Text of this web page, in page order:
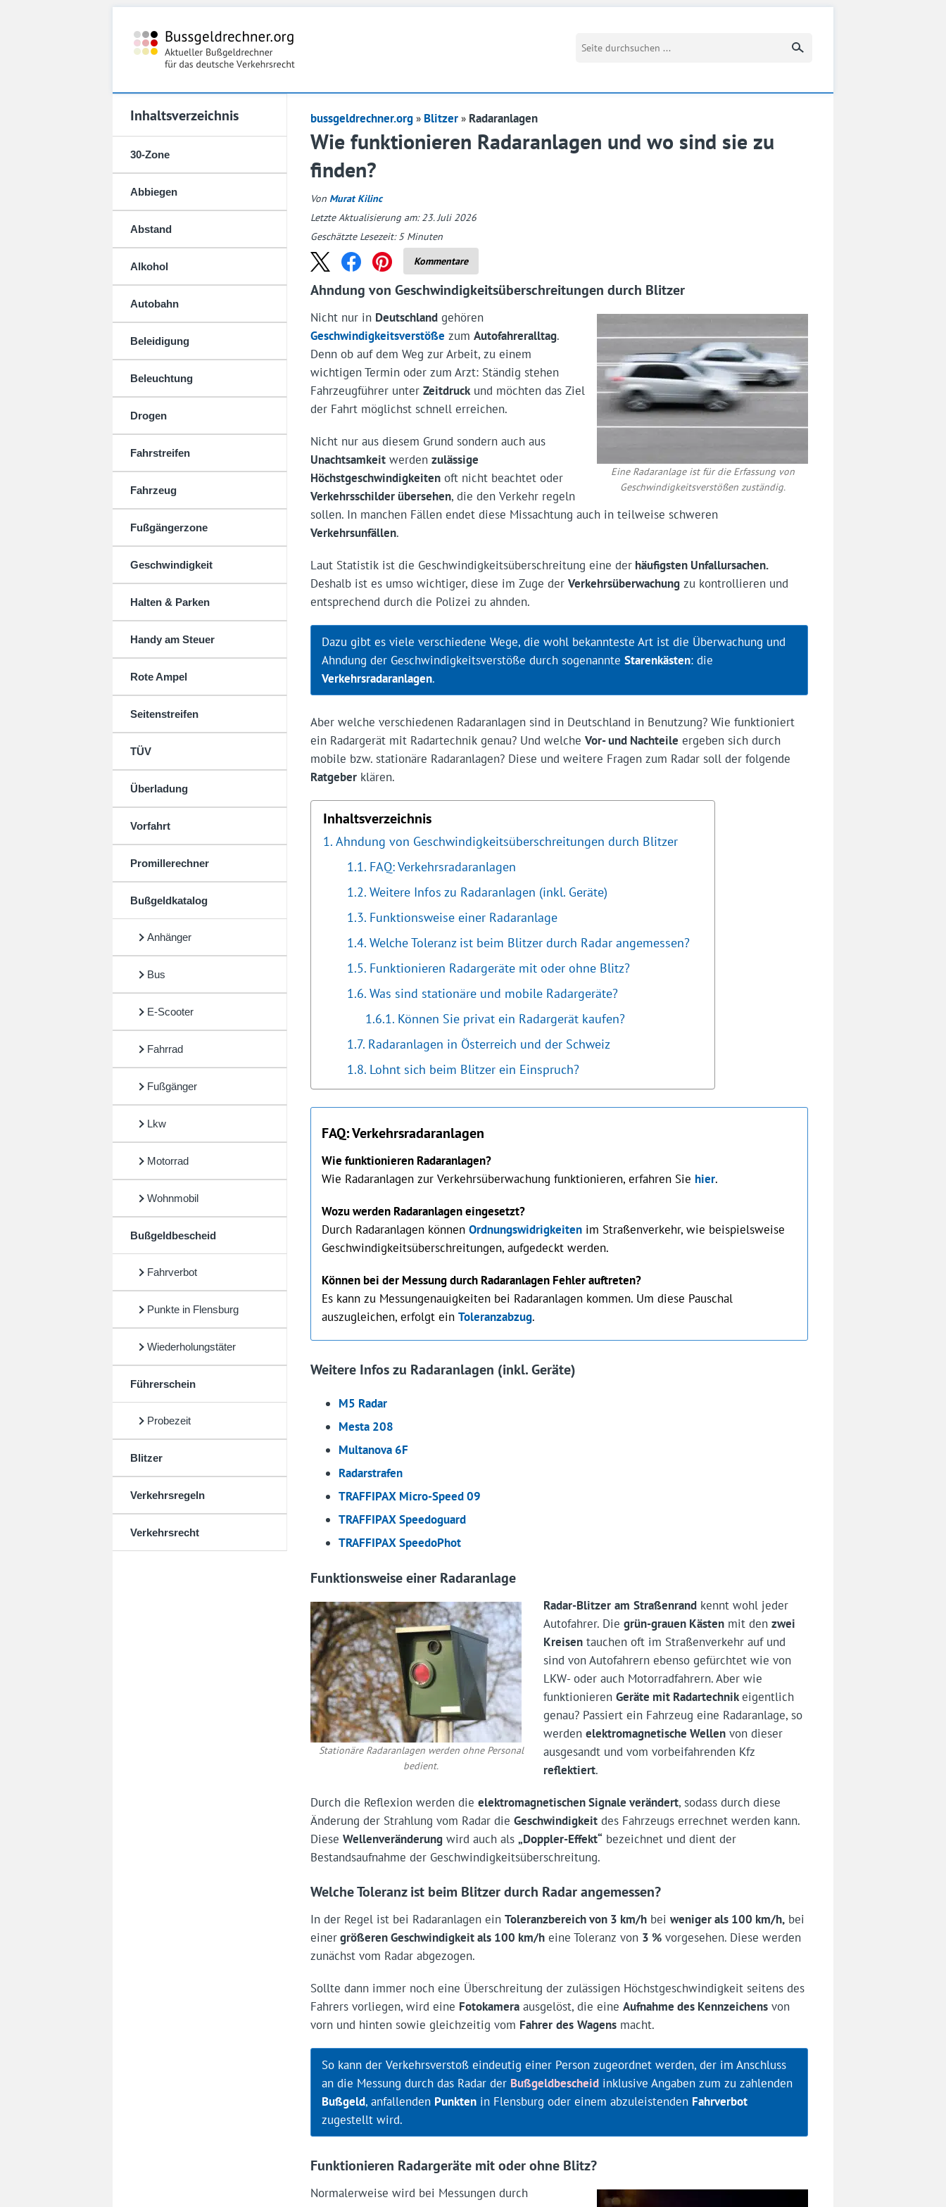
Suchbegriff eingeben
Inhaltsverzeichnis
30-Zone
Abbiegen
Abstand
Alkohol
Autobahn
Beleidigung
Beleuchtung
Drogen
Fahrstreifen
Fahrzeug
Fußgängerzone
Geschwindigkeit
Halten & Parken
Handy am Steuer
Rote Ampel
Seitenstreifen
TÜV
Überladung
Vorfahrt
Promillerechner
Bußgeldkatalog
Anhänger
Bus
E-Scooter
Fahrrad
Fußgänger
Lkw
Motorrad
Wohnmobil
Bußgeldbescheid
Fahrverbot
Punkte in Flensburg
Wiederholungstäter
Führerschein
Probezeit
Blitzer
Verkehrsregeln
Verkehrsrecht
bussgeldrechner.org Blitzer Radaranlagen
Wie funktionieren Radaranlagen und wo sind sie zu
finden?
Von Murat Kilinc
Letzte Aktualisierung am: 23. Juli 2026
Geschätzte Lesezeit:5 Minuten
Kommentare
Ahndung von Geschwindigkeitsüberschreitungen durch Blitzer
Eine Radaranlage ist für die Erfassung von
Geschwindigkeitsverstößen zuständig.
Nicht nur in Deutschlandgehören
Geschwindigkeitsverstöße zum Autofahreralltag.
Denn ob auf dem Weg zur Arbeit, zu einem
wichtigen Termin oder zum Arzt: Ständig stehen
Fahrzeugführer unter Zeitdruckund möchten das Ziel
der Fahrt möglichst schnell erreichen.
Nicht nur aus diesem Grund sondern auch aus
Unachtsamkeitwerden zulässige
Höchstgeschwindigkeitenoft nicht beachtet oder
Verkehrsschilder übersehen, die den Verkehr regeln
sollen. In manchen Fällen endet diese Missachtung auch in teilweise schweren
Verkehrsunfällen.
Laut Statistik ist die Geschwindigkeitsüberschreitung eine derhäufigsten Unfallursachen.
Deshalb ist es umso wichtiger, diese im Zuge der Verkehrsüberwachungzu kontrollieren und
entsprechend durch die Polizei zu ahnden.
Dazu gibt es viele verschiedene Wege, die wohl bekannteste Art ist die Überwachung und
Ahndung der Geschwindigkeitsverstöße durch sogenannte Starenkästen: die
Verkehrsradaranlagen.
Aber welche verschiedenen Radaranlagen sind in Deutschland in Benutzung? Wie funktioniert
ein Radargerät mit Radartechnik genau? Und welche Vor- und Nachteile ergeben sich durch
mobile bzw. stationäre Radaranlagen? Diese und weitere Fragen zum Radar soll der folgende
Ratgeberklären.
Inhaltsverzeichnis
Ahndung von Geschwindigkeitsüberschreitungen durch Blitzer
FAQ: Verkehrsradaranlagen
Weitere Infos zu Radaranlagen (inkl. Geräte)
Funktionsweise einer Radaranlage
Welche Toleranz ist beim Blitzer durch Radar angemessen?
Funktionieren Radargeräte mit oder ohne Blitz?
Was sind stationäre und mobile Radargeräte?
Können Sie privat ein Radargerät kaufen?
Radaranlagen in Österreich und der Schweiz
Lohnt sich beim Blitzer ein Einspruch?
FAQ: Verkehrsradaranlagen
Wie funktionieren Radaranlagen?
Wie Radaranlagen zur Verkehrsüberwachung funktionieren, erfahren Sie hier.
Wozu werden Radaranlagen eingesetzt?
Durch Radaranlagen können Ordnungswidrigkeitenim Straßenverkehr, wie beispielsweise
Geschwindigkeitsüberschreitungen, aufgedeckt werden.
Können bei der Messung durch Radaranlagen Fehler auftreten?
Es kann zu Messungenauigkeiten bei Radaranlagen kommen. Um diese Pauschal
auszugleichen, erfolgt ein Toleranzabzug.
Weitere Infos zu Radaranlagen (inkl. Geräte)
M5 Radar
Mesta 208
Multanova 6F
Radarstrafen
TRAFFIPAX Micro-Speed 09
TRAFFIPAX Speedoguard
TRAFFIPAX SpeedoPhot
Funktionsweise einer Radaranlage
Stationäre Radaranlagen werden ohne Personal
bedient.
Radar-Blitzer am Straßenrand kennt wohl jeder
Autofahrer. Diegrün-grauen Kästen mit denzwei
Kreisen tauchen oft im Straßenverkehr auf und
sind von Autofahrern ebenso gefürchtet wie von
LKW- oder auch Motorradfahrern. Aber wie
funktionierenGeräte mit Radartechnikeigentlich
genau? Passiert ein Fahrzeug eine Radaranlage, so
werdenelektromagnetische Wellen von dieser
ausgesandt und vom vorbeifahrenden Kfz
reflektiert.
Durch die Reflexion werden die elektromagnetischen Signale verändert, sodass durch diese
Änderung der Strahlung vom Radar die Geschwindigkeitdes Fahrzeugs errechnet werden kann.
Diese Wellenveränderungwird auch als „Doppler-Effekt“ bezeichnet und dient der
Bestandsaufnahme der Geschwindigkeitsüberschreitung.
Welche Toleranz ist beim Blitzer durch Radar angemessen?
In der Regel ist bei Radaranlagen ein Toleranzbereich von 3 km/hbei weniger als 100 km/h,bei
einergrößeren Geschwindigkeit als 100 km/heine Toleranz von 3 %vorgesehen. Diese werden
zunächst vom Radar abgezogen.
Sollte dann immer noch eine Überschreitung der zulässigen Höchstgeschwindigkeit seitens des
Fahrers vorliegen, wird eine Fotokameraausgelöst, die eine Aufnahme des Kennzeichensvon
vorn und hinten sowie gleichzeitig vom Fahrer des Wagensmacht.
So kann der Verkehrsverstoß eindeutig einer Person zugeordnet werden, der im Anschluss
an die Messung durch das Radar der Bußgeldbescheidinklusive Angaben zum zu zahlenden
Bußgeld, anfallenden Punktenin Flensburg oder einem abzuleistenden Fahrverbot
zugestellt wird.
Funktionieren Radargeräte mit oder ohne Blitz?
Normalerweise wird bei Messungen durch